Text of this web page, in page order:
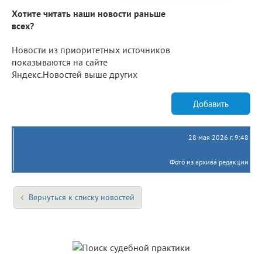
Хотите читать наши новости раньше
всех?
Новости из приоритетных источников
показываются на сайте
Яндекс.Новостей выше других
Добавить
28 мая 2026 г. 9:48
Фото из архива редакции
Вернуться к списку новостей